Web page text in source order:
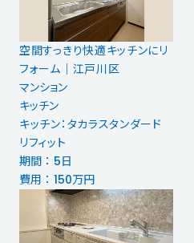
空間すっきり快適キッチンにリ
フォーム｜江戸川区
マンション
キッチン
キッチン：タカラスタンダード
リフィット
期間 ： 5日
費用 ： 150万円